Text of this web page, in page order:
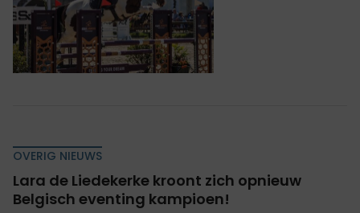
OVERIG NIEUWS
Lara de Liedekerke kroont zich opnieuw
Belgisch eventing kampioen!